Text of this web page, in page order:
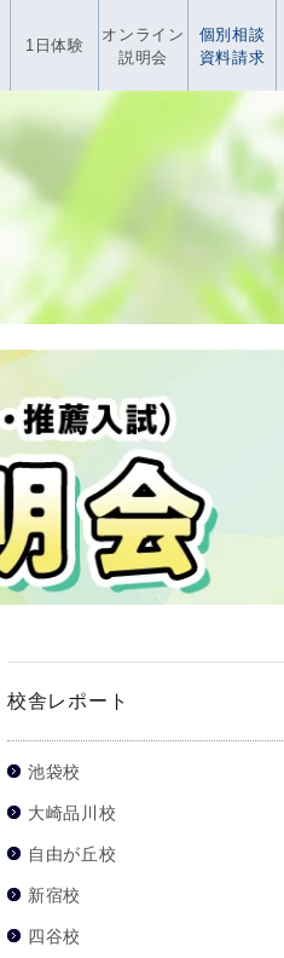
1日体験
オンライン
説明会
個別相談
資料請求
校舎レポート
池袋校
大崎品川校
自由が丘校
新宿校
四谷校